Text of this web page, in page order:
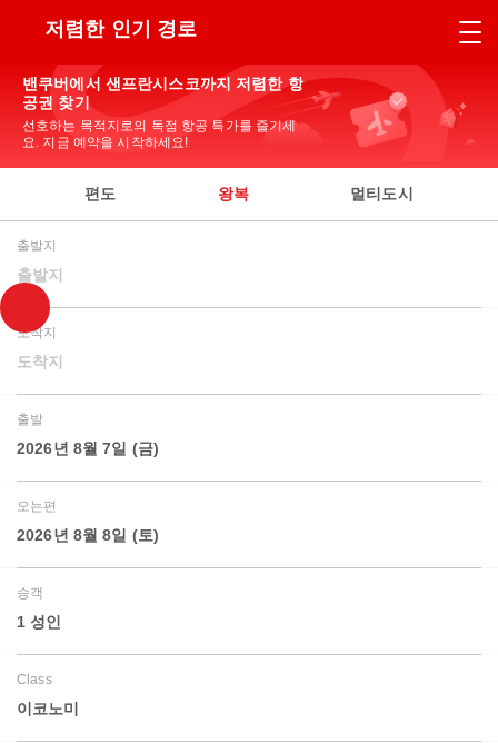
저렴한 인기 경로
밴쿠버에서 샌프란시스코까지 저렴한 항
공권 찾기
선호하는 목적지로의 독점 항공 특가를 즐기세
요. 지금 예약을 시작하세요!
편도 왕복 멀티도시
출발지
출발지
도착지
도착지
출발
2026년 8월 7일 (금)
오는편
2026년 8월 8일 (토)
승객
1 성인
Class
이코노미